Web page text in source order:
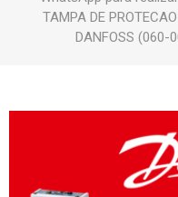
TAMPA DE
DANFOSS (060-